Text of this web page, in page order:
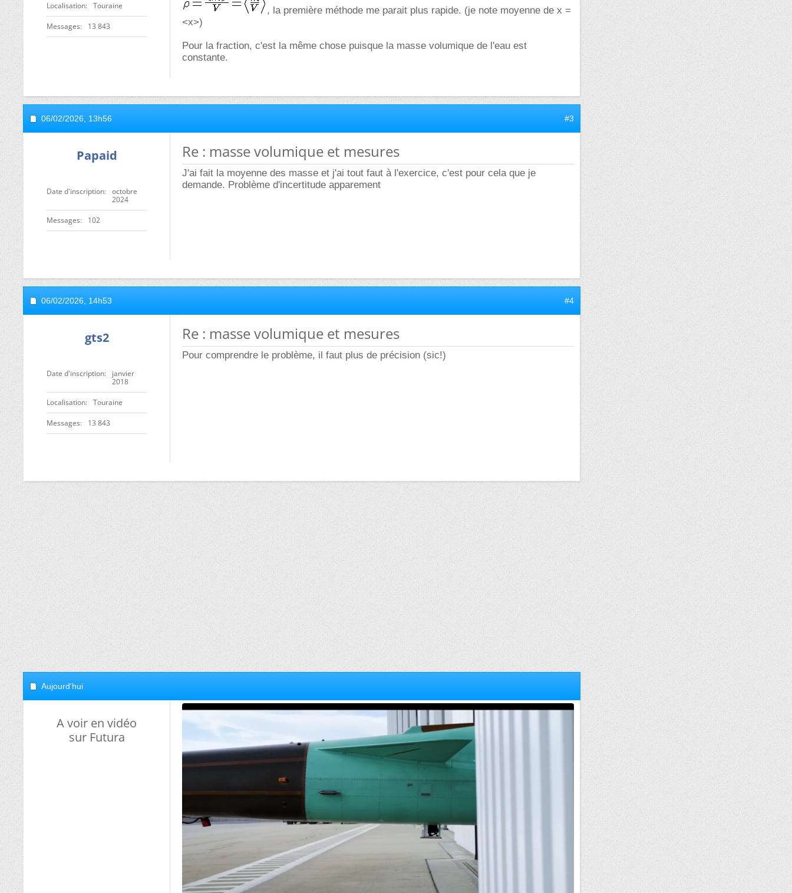
Localisation Touraine
Messages 13 843
, la première méthode me parait plus rapide. (je note moyenne de x =
<x>)
Pour la fraction, c'est la même chose puisque la masse volumique de l'eau est
constante.
06/02/2026, 13h56 #3
Papaid
Date d'inscription
octobre
2024
Messages 102
Re : masse volumique et mesures
J'ai fait la moyenne des masse et j'ai tout faut à l'exercice, c'est pour cela que je
demande. Problème d'incertitude apparement
06/02/2026, 14h53 #4
gts2
Date d'inscription
janvier
2018
Localisation Touraine
Messages 13 843
Re : masse volumique et mesures
Pour comprendre le problème, il faut plus de précision (sic!)
Aujourd'hui
A voir en vidéo
sur Futura